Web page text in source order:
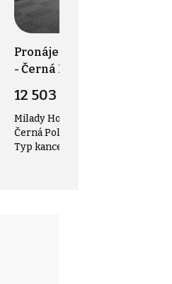
Pronájem kanceláře 35 m²,
- Černá Pole
12 503 Kč za měsíc
Milady Horákové 1957/13, Brno -
Černá Pole
Typ kanceláře • Plocha 35 m²